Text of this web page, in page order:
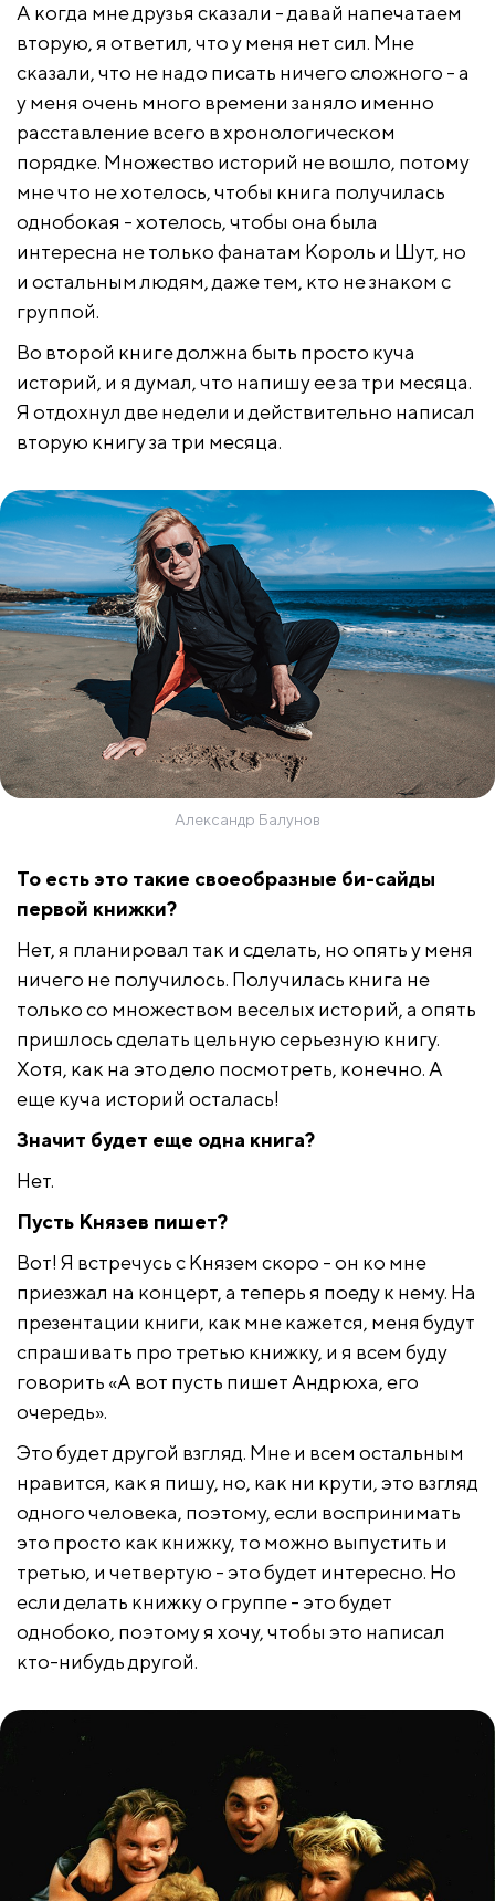
А когда мне друзья сказали - давай напечатаем
вторую, я ответил, что у меня нет сил. Мне
сказали, что не надо писать ничего сложного - а
у меня очень много времени заняло именно
расставление всего в хронологическом
порядке. Множество историй не вошло, потому
мне что не хотелось, чтобы книга получилась
однобокая - хотелось, чтобы она была
интересна не только фанатам Король и Шут, но
и остальным людям, даже тем, кто не знаком с
группой.
Во второй книге должна быть просто куча
историй, и я думал, что напишу ее за три месяца.
Я отдохнул две недели и действительно написал
вторую книгу за три месяца.
Александр Балунов
То есть это такие своеобразные би-сайды
первой книжки?
Нет, я планировал так и сделать, но опять у меня
ничего не получилось. Получилась книга не
только со множеством веселых историй, а опять
пришлось сделать цельную серьезную книгу.
Хотя, как на это дело посмотреть, конечно. А
еще куча историй осталась!
Значит будет еще одна книга?
Нет.
Пусть Князев пишет?
Вот! Я встречусь с Князем скоро - он ко мне
приезжал на концерт, а теперь я поеду к нему. На
презентации книги, как мне кажется, меня будут
спрашивать про третью книжку, и я всем буду
говорить «А вот пусть пишет Андрюха, его
очередь».
Это будет другой взгляд. Мне и всем остальным
нравится, как я пишу, но, как ни крути, это взгляд
одного человека, поэтому, если воспринимать
это просто как книжку, то можно выпустить и
третью, и четвертую - это будет интересно. Но
если делать книжку о группе - это будет
однобоко, поэтому я хочу, чтобы это написал
кто-нибудь другой.